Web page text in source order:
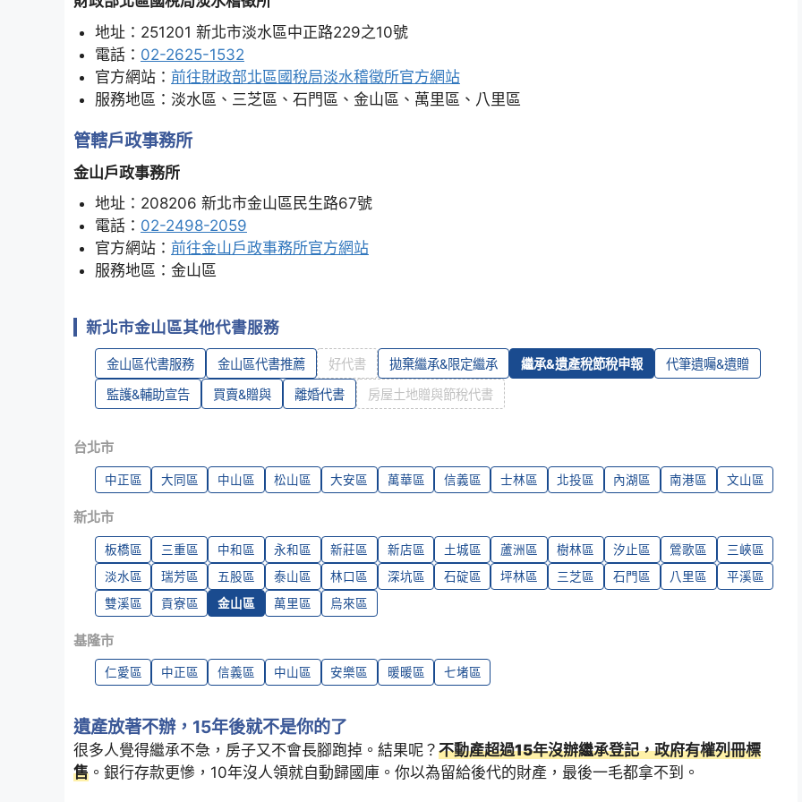
地址：251201 新北市淡水區中正路229之10號
電話： 02-2625-1532
官方網站： 前往財政部北區國稅局淡水稽徵所官方網站
服務地區：淡水區、三芝區、石門區、金山區、萬里區、八里區
管轄戶政事務所
金山戶政事務所
地址：208206 新北市金山區民生路67號
電話： 02-2498-2059
官方網站： 前往金山戶政事務所官方網站
服務地區：金山區
新北市金山區其他代書服務
金山區代書服務 金山區代書推薦 好代書 拋棄繼承&限定繼承 繼承&遺產稅節稅申報 代筆遺囑&遺贈
監護&輔助宣告 買賣&贈與 離婚代書 房屋土地贈與節稅代書
台北市
中正區 大同區 中山區 松山區 大安區 萬華區 信義區 士林區 北投區 內湖區 南港區 文山區
新北市
板橋區 三重區 中和區 永和區 新莊區 新店區 土城區 蘆洲區 樹林區 汐止區 鶯歌區
三峽區
淡水區
瑞芳區 五股區 泰山區 林口區 深坑區 石碇區 坪林區 三芝區 石門區 八里區
平溪區
雙溪區
貢寮區 金山區 萬里區 烏來區
基隆市
仁愛區 中正區 信義區 中山區 安樂區 暖暖區 七堵區
遺產放著不辦，15年後就不是你的了
很多人覺得繼承不急，房子又不會長腳跑掉。結果呢？ 不動產超過15年沒辦繼承登記，政府有權列冊標
售 。銀行存款更慘，10年沒人領就自動歸國庫。你以為留給後代的財產，最後一毛都拿不到。